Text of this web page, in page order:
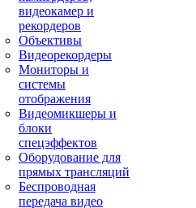
видеокамер и
рекордеров
Объективы
Видеорекордеры
Мониторы и
системы
отображения
Видеомикшеры и
блоки
спецэффектов
Оборудование для
прямых трансляций
Беспроводная
передача видео